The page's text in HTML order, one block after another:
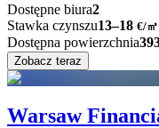
Dostępne biura2
Stawka czynszu13–18 €/㎡
Dostępna powierzchnia
Zobacz teraz
Warsaw